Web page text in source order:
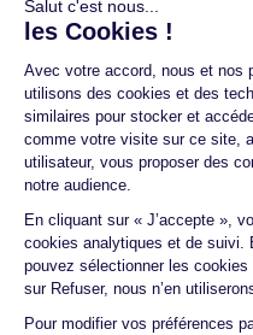
Un crédit vous
Vérifiez vos capacités
Aucun versement, de
peut être exigé d'un
d'un ou
© 2026 Guide du